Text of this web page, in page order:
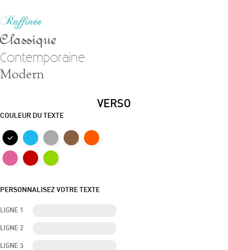
Raffinée
Classique
Contemporaine
Modern
VERSO
COULEUR DU TEXTE
PERSONNALISEZ VOTRE TEXTE
LIGNE 1
LIGNE 2
LIGNE 3